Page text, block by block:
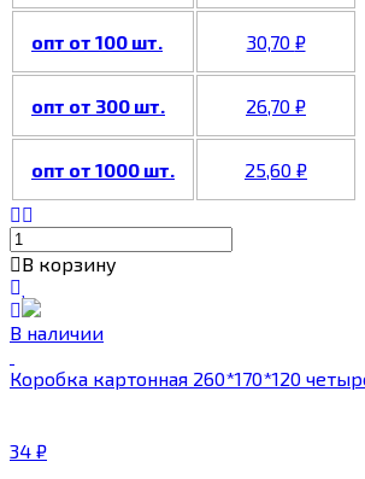
опт от 100 шт. 30,70 ₽
опт от 300 шт. 26,70 ₽
опт от 1000 шт. 25,60 ₽
В корзину
В наличии
Коробка картонная 260*170*120
34 ₽